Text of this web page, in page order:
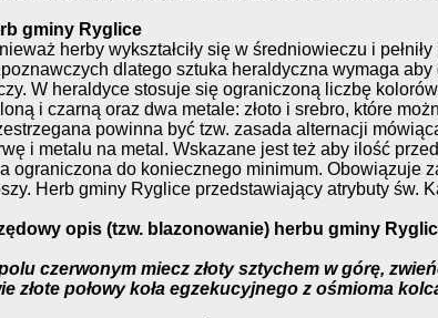
gminy Ryglice
herby wykształciły się w średniowieczu i
dlatego sztuka heraldyczna wymaga aby
W heraldyce stosuje się ograniczoną liczbę
i czarną oraz dwa metale: złoto i srebro, które
powinna być tzw. zasada alternacji
i metalu na metal. Wskazane jest też aby ilość
ograniczona do koniecznego minimum. Obowiązuje
Herb gminy Ryglice przedstawiający atrybuty św.
opis (tzw. blazonowanie) herbu gminy
czerwonym miecz złoty sztychem w górę,
złote połowy koła egzekucyjnego z ośmioma